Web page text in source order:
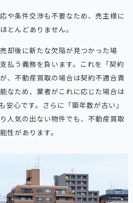
や条件交渉も不要なため、売主様に
とんどありません。
却後に新たな欠陥が見つかった場
払う義務を負います。これを「契約
、不動産買取の場合は契約不適合責
なため、業者がこれに応じた場合は
安心です。さらに「築年数が古い」
人気の出ない物件でも、不動産買取
性があります。